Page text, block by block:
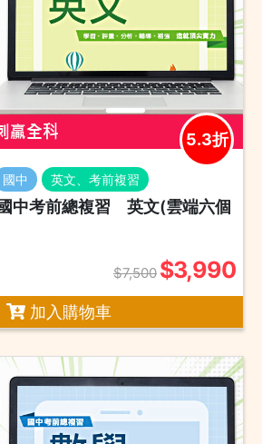
5.3折
國中 英文、考前複習
國中考前總複習 英文(雲端六個
$7,500 $3,990
加入購物車